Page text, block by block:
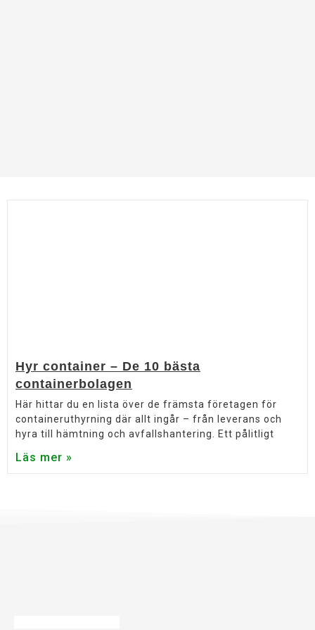
Hyr container – De 10 bästa
containerbolagen
Här hittar du en lista över de främsta företagen för
containeruthyrning där allt ingår – från leverans och
hyra till hämtning och avfallshantering. Ett pålitligt
Läs mer »